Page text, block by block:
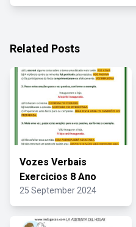
Related Posts
Vozes Verbais
Exercicios 8 Ano
25 September 2024